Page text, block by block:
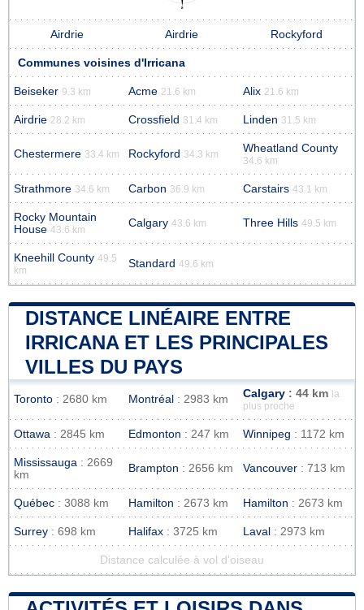
Airdrie Airdrie Rockyford
Communes voisines d'Irricana
Beiseker 9.3 km Acme 21.6 km Alix 21.6 km
Airdrie 28.2 km Crossfield 31.4 km Linden 31.5 km
Chestermere 33.4 km Rockyford 34.3 km Wheatland County
34.6 km
Strathmore 34.6 km Carbon 36.9 km Carstairs 43.1 km
Rocky Mountain
House 43.6 km
Calgary 43.6 km Three Hills 49.5 km
Kneehill County 49.5
km
Standard 49.6 km
DISTANCE LINÉAIRE ENTRE
IRRICANA ET LES PRINCIPALES
VILLES DU PAYS
Toronto : 2680 km Montréal : 2983 km Calgary : 44 km
la
plus proche
Ottawa : 2845 km Edmonton : 247 km Winnipeg : 1172 km
Mississauga : 2669
km
Brampton : 2656 km Vancouver : 713 km
Québec : 3088 km Hamilton : 2673 km Hamilton : 2673 km
Surrey : 698 km Halifax : 3725 km Laval : 2973 km
Distance calculée à vol d'oiseau